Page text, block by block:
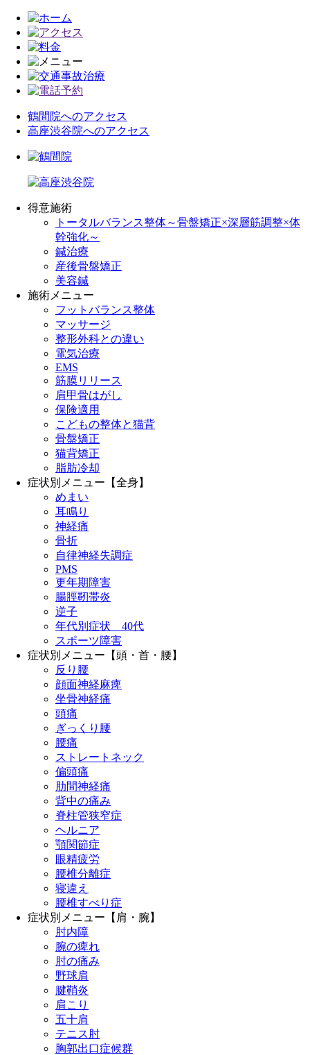
鶴間院へのアクセス
高座渋谷院へのアクセス
得意施術
トータルバランス整体～骨盤矯正×深層筋調整×体
幹強化～
鍼治療
産後骨盤矯正
美容鍼
施術メニュー
フットバランス整体
マッサージ
整形外科との違い
電気治療
EMS
筋膜リリース
肩甲骨はがし
保険適用
こどもの整体と猫背
骨盤矯正
猫背矯正
脂肪冷却
症状別メニュー【全身】
めまい
耳鳴り
神経痛
骨折
自律神経失調症
PMS
更年期障害
腸脛靭帯炎
逆子
年代別症状 40代
スポーツ障害
症状別メニュー【頭・首・腰】
反り腰
顔面神経麻痺
坐骨神経痛
頭痛
ぎっくり腰
腰痛
ストレートネック
偏頭痛
肋間神経痛
背中の痛み
脊柱管狭窄症
ヘルニア
顎関節症
眼精疲労
腰椎分離症
寝違え
腰椎すべり症
症状別メニュー【肩・腕】
肘内障
腕の痺れ
肘の痛み
野球肩
腱鞘炎
肩こり
五十肩
テニス肘
胸郭出口症候群